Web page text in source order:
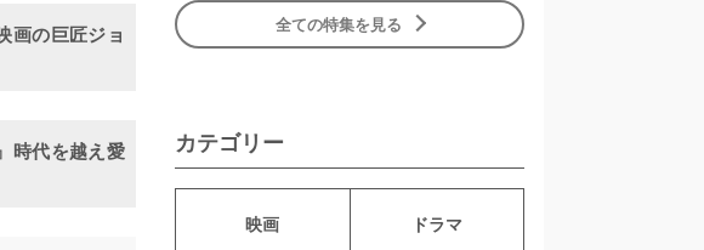
画の巨匠ジョ
時代を越え愛
全ての特集を見る
カテゴリー
映画 ドラマ